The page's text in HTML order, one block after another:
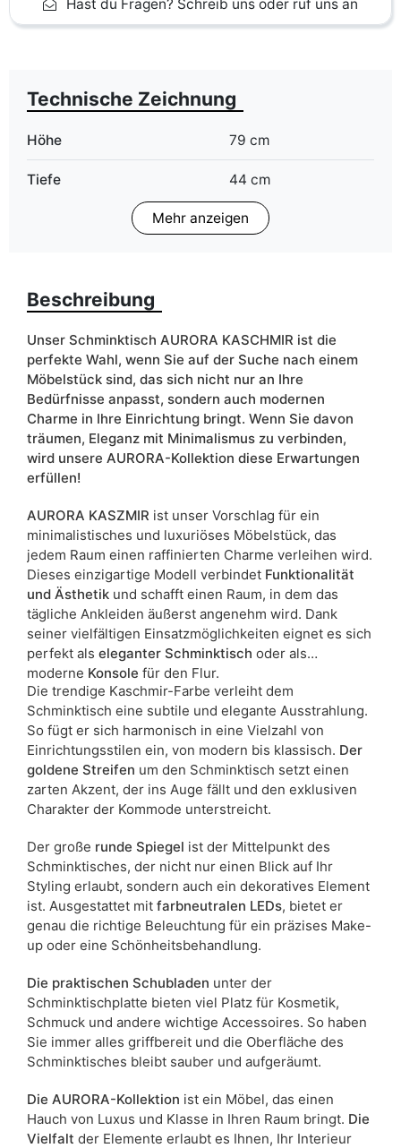
Hast du Fragen? Schreib uns oder ruf uns an
Technische Zeichnung
Höhe 79 cm
Tiefe 44 cm
LED Beleuchtung Im Preis
Farbe
Schubladen ja
Breite 102 cm
ean13 5905723930496
Liefertermin: 7 Werktage
möglich.
Mehr anzeigen
Beschreibung
Unser Schminktisch AURORA KASCHMIR ist die
perfekte Wahl, wenn Sie auf der Suche nach einem
Möbelstück sind, das sich nicht nur an Ihre
Bedürfnisse anpasst, sondern auch modernen
Charme in Ihre Einrichtung bringt. Wenn Sie davon
träumen, Eleganz mit Minimalismus zu verbinden,
wird unsere AURORA-Kollektion diese Erwartungen
erfüllen!
AURORA KASZMIR ist unser Vorschlag für ein
minimalistisches und luxuriöses Möbelstück, das
jedem Raum einen raffinierten Charme verleihen wird.
Dieses einzigartige Modell verbindet Funktionalität
und Ästhetik und schafft einen Raum, in dem das
tägliche Ankleiden äußerst angenehm wird. Dank
seiner vielfältigen Einsatzmöglichkeiten eignet es sich
perfekt als eleganter Schminktisch oder als
moderne Konsole für den Flur.
Die trendige Kaschmir-Farbe verleiht dem
Schminktisch eine subtile und elegante Ausstrahlung.
So fügt er sich harmonisch in eine Vielzahl von
Einrichtungsstilen ein, von modern bis klassisch. Der
goldene Streifen um den Schminktisch setzt einen
zarten Akzent, der ins Auge fällt und den exklusiven
Charakter der Kommode unterstreicht.
Der große runde Spiegel ist der Mittelpunkt des
Schminktisches, der nicht nur einen Blick auf Ihr
Styling erlaubt, sondern auch ein dekoratives Element
ist. Ausgestattet mit farbneutralen LEDs, bietet er
genau die richtige Beleuchtung für ein präzises Make-
up oder eine Schönheitsbehandlung.
Die praktischen Schubladen unter der
Schminktischplatte bieten viel Platz für Kosmetik,
Schmuck und andere wichtige Accessoires. So haben
Sie immer alles griffbereit und die Oberfläche des
Schminktisches bleibt sauber und aufgeräumt.
Die AURORA-Kollektion ist ein Möbel, das einen
Hauch von Luxus und Klasse in Ihren Raum bringt. Die
Vielfalt der Elemente erlaubt es Ihnen, Ihr Interieur